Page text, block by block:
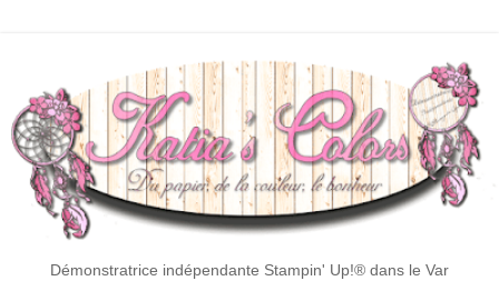
Démonstratrice indépendante Stampin' Up!® dans le Var